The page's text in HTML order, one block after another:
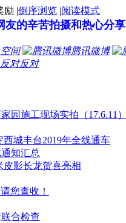
|倒序浏览 |阅读模式
友的辛苦拍摄和热心分享
间 腾讯微博
反对
园施工现场实拍（17.6.11）
城丰台2019年全线通车
知汇总
皮影长龙贺喜亮相
您查收！
合检查